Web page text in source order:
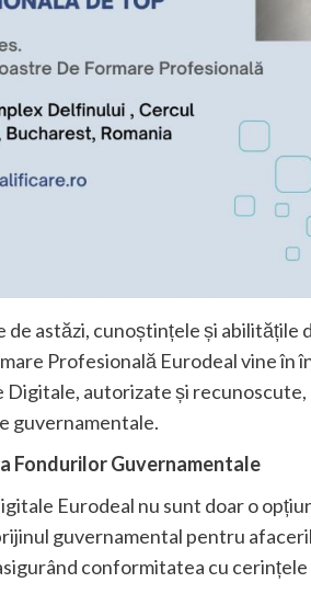
de astăzi, cunoștințele și abilitățile
Profesională Eurodeal vine în
Digitale, autorizate și
guvernamentale.
Fondurilor Guvernamentale
Eurodeal nu sunt doar o
guvernamental pentru
conformitatea cu